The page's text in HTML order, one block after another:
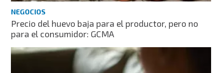
NEGOCIOS
Precio del huevo baja para el productor, pero no
para el consumidor: GCMA